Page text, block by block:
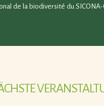
de la biodiversité du